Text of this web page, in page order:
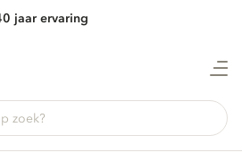
jaar ervaring